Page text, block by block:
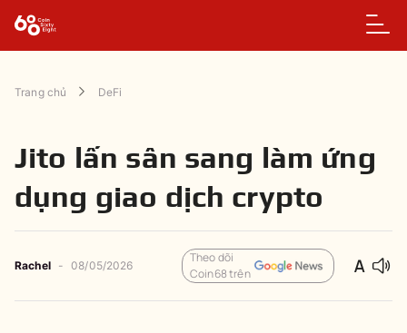
Trang chủ DeFi
Jito lấn sân sang làm ứng
dụng giao dịch crypto
Rachel - 08/05/2026
Theo dõi
Coin68 trên